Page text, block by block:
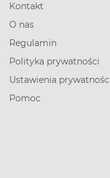
Kontakt
O nas
Regulamin
Polityka prywatności
Ustawienia
Pomoc